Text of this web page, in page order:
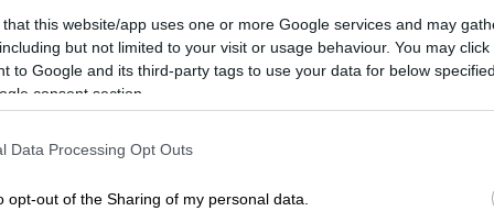
that this website/app uses one or more Google services and may
but not limited to your visit or usage behaviour. You may
to Google and its third-party tags to use your data for below
consent section.
Data Processing Opt Outs
opt-out of the Sharing of my personal data.
το ΕΘΝΟΣ στη Google
Γιουβέντουςστο «Αρτέμιο Φράνκι»,
νίκη. Με το 0-0 πάντως την γκρέμισε
Σάρι
Ντανίλο. ΗΓιουβέντουςδεν έπαιξε καλά,